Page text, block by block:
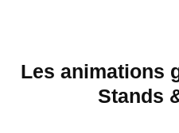
Les animations
Stands